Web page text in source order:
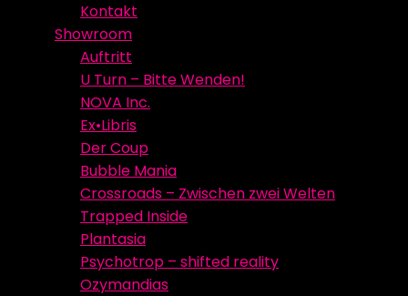
Kontakt
Showroom
Auftritt
U Turn – Bitte Wenden!
NOVA Inc.
Ex•Libris
Der Coup
Bubble Mania
Crossroads – Zwischen zwei Welten
Trapped Inside
Plantasia
Psychotrop – shifted reality
Ozymandias